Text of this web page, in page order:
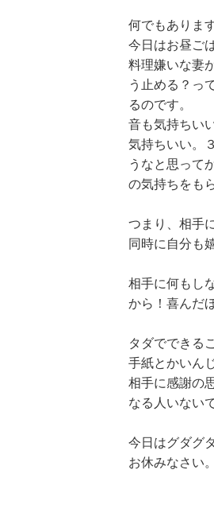
何でもありま
今日はお昼ご
料理嫌いな妻
う止める？っ
るのです。
音も気持ちい
気持ちいい。
うなと思って
の気持ちをも
つまり、相手
同時に自分も
相手に何もし
から！喜んだ
タダでできる
手紙とかいん
相手に感謝の
なる人いない
今日はグダグ
お休みなさい。